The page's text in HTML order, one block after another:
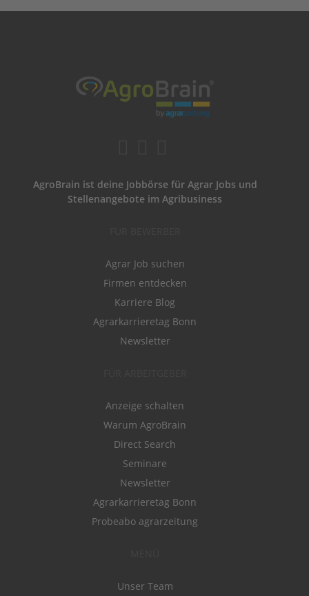
AgroBrain ist deine Jobbörse für Agrar Jobs und
Stellenangebote im Agribusiness
Agrar Job suchen
Firmen entdecken
Karriere Blog
Agrarkarrieretag Bonn
Newsletter
Anzeige schalten
Warum AgroBrain
Direct Search
Seminare
Newsletter
Agrarkarrieretag Bonn
Probeabo agrarzeitung
Unser Team